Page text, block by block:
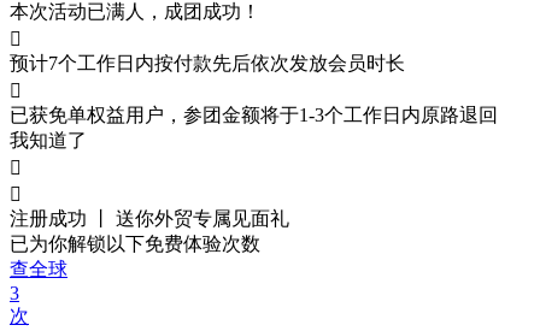
本次活动已满人，成团成功！

预计7个工作日内按付款先后依次发放会员时长

已获免单权益用户，参团金额将于1-3个工作日内原路退回
我知道了


注册成功 丨 送你外贸专属见面礼
已为你解锁以下免费体验次数
查全球
3
次